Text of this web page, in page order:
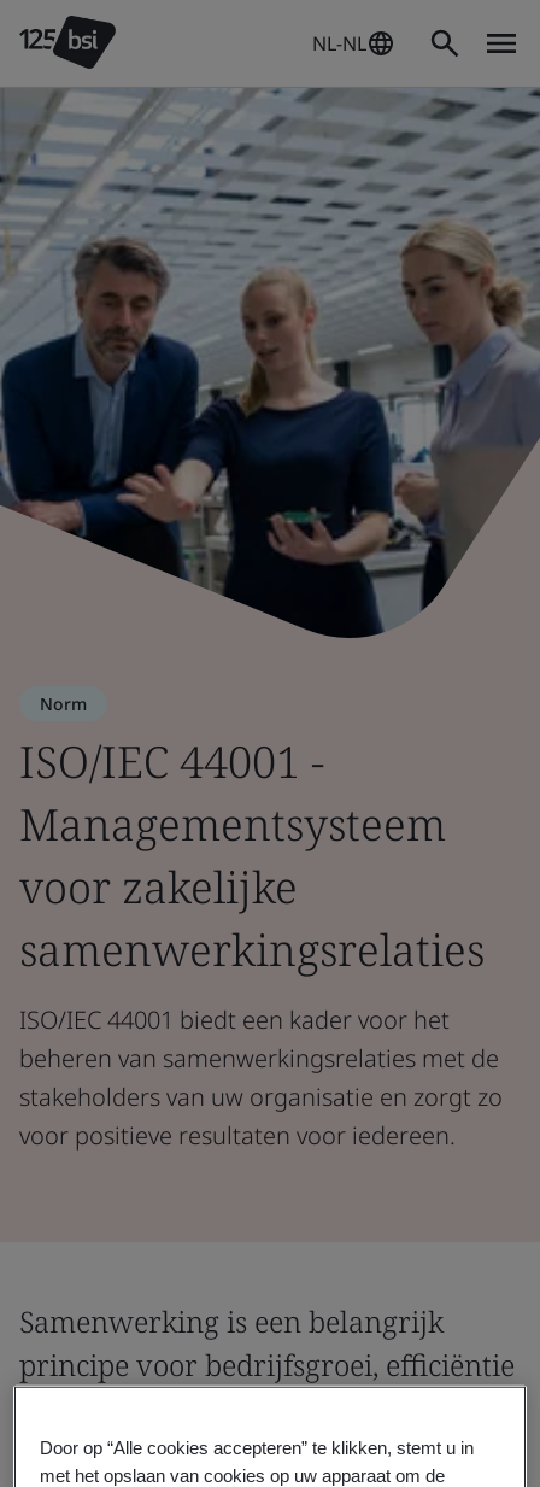
NL-NL
Norm
ISO/IEC 44001 -
Managementsysteem
voor zakelijke
samenwerkingsrelaties
ISO/IEC 44001 biedt een kader voor het
beheren van samenwerkingsrelaties met de
stakeholders van uw organisatie en zorgt zo
voor positieve resultaten voor iedereen.
Samenwerking is een belangrijk
principe voor bedrijfsgroei, efficiëntie
Creëer en versterk betrouwbare
Door op “Alle cookies accepteren” te klikken, stemt u in
met het opslaan van cookies op uw apparaat om de